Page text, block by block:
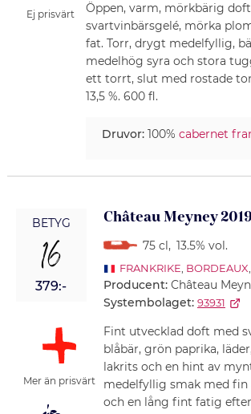
Ej prisvärt
Öppen, varm, mörkbärig
svartvinbärsgelé, mörka
fat. Torr, drygt medelfyllig,
medelhög syra och stora
ett torrt, slut med rostade
13,5 %. 600 fl.
Druvor:100% cabernet
BETYG
16
379:-
Mer än prisvärt
Château Meyney
75 cl , 13.5% vol.
FRANKRIKE, BORDEAUX
Producent: Château
Systembolaget: 93931
Fint utvecklad doft med
blåbär, grön paprika,
lakrits och en hint av
medelfyllig smak med fin
och en lång fint fatig